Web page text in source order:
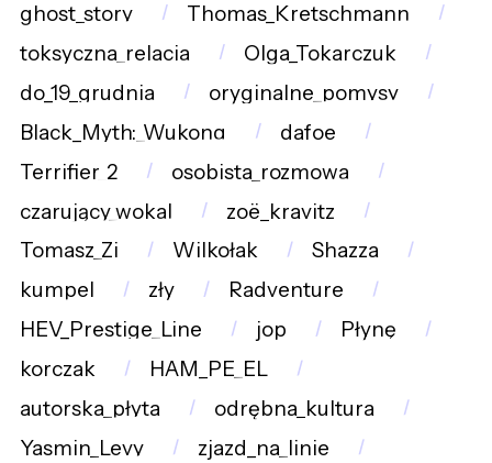
ghost_story
Thomas_Kretschmann
toksyczna_relacja
Olga_Tokarczuk
do_19_grudnia
oryginalne_pomysy
Black_Myth:_Wukong
dafoe
Terrifier_2
osobista_rozmowa
czarujący_wokal
zoë_kravitz
Tomasz_Zi
Wilkołak
Shazza
kumpel
zły
Radventure
HEV_Prestige_Line
jop
Płynę
korczak
HAM_PE_EL
autorska_płyta
odrębna_kultura
Yasmin_Levy
zjazd_na_linie